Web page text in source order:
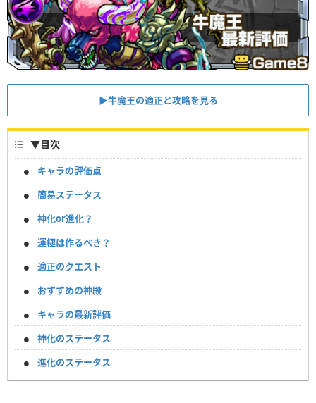
▶牛魔王の適正と攻略を見る
▼目次
キャラの評価点
簡易ステータス
神化or進化？
運極は作るべき？
適正のクエスト
おすすめの神殿
キャラの最新評価
神化のステータス
進化のステータス